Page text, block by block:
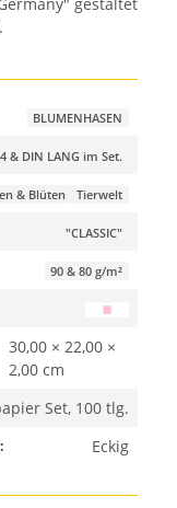
BLUMENHASEN
& DIN LANG im Set.
& Blüten Tierwelt
"CLASSIC"
90 & 80 g/m²
30,00 × 22,00 ×
2,00 cm
Set, 100 tlg.
Eckig